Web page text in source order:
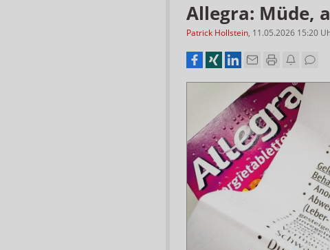
Allegra: Müde,
Patrick Hollstein, 11.05.2026 15:20